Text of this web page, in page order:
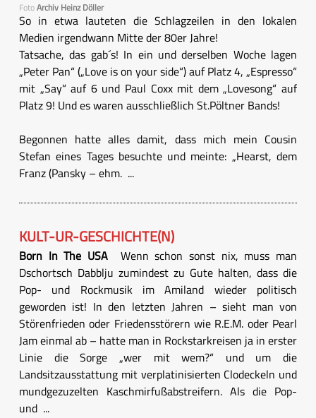
FotoArchiv Heinz Döller
So in etwa lauteten die Schlagzeilen in den lokalen
Medien irgendwann Mitte der 80er Jahre!
Tatsache, das gab´s! In ein und derselben Woche lagen
„Peter Pan“ („Love is on your side“) auf Platz 4, „Espresso“
mit „Say“ auf 6 und Paul Coxx mit dem „Lovesong“ auf
Platz 9! Und es waren ausschließlich St.Pöltner Bands!
Begonnen hatte alles damit, dass mich mein Cousin
Stefan eines Tages besuchte und meinte: „Hearst, dem
Franz (Pansky – ehm. ...
KULT-UR-GESCHICHTE(N)
Born In The USA
Wenn schon sonst nix, muss man
Dschortsch Dabblju zumindest zu Gute halten, dass die
Pop- und Rockmusik im Amiland wieder politisch
geworden ist! In den letzten Jahren – sieht man von
Störenfrieden oder Friedensstörern wie R.E.M. oder Pearl
Jam einmal ab – hatte man in Rockstarkreisen ja in erster
Linie die Sorge „wer mit wem?“ und um die
Landsitzausstattung mit verplatinisierten Clodeckeln und
mundgezuzelten Kaschmirfußabstreifern. Als die Pop-
und ...